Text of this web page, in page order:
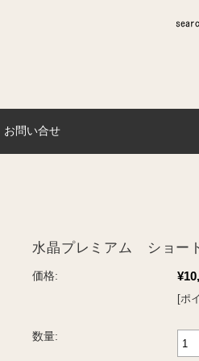
お問い合せ
水晶プレミアム ショー
価格:
[ポ
数量: